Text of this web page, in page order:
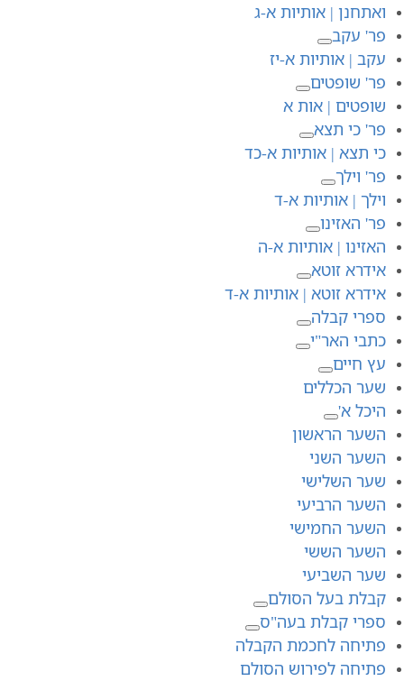
ואתחנן | אותיות א-ג
פר' עקב
עקב | אותיות א-יז
פר' שופטים
שופטים | אות א
פר' כי תצא
כי תצא | אותיות א-כד
פר' וילך
וילך | אותיות א-ד
פר' האזינו
האזינו | אותיות א-ה
אידרא זוטא
אידרא זוטא | אותיות א-ד
ספרי קבלה
כתבי האר"י
עץ חיים
שער הכללים
היכל א'
השער הראשון
השער השני
שער השלישי
השער הרביעי
השער החמישי
השער הששי
שער השביעי
קבלת בעל הסולם
ספרי קבלת בעה"ס
פתיחה לחכמת הקבלה
פתיחה לפירוש הסולם